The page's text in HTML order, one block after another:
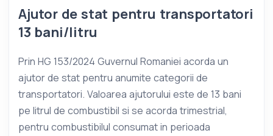
Ajutor de stat pentru transportatori
13 bani/litru
Prin HG 153/2024 Guvernul Romaniei acorda un
ajutor de stat pentru anumite categorii de
transportatori. Valoarea ajutorului este de 13 bani
pe litrul de combustibil si se acorda trimestrial,
pentru combustibilul consumat in perioada